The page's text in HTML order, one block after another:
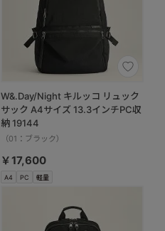
A4 PC 軽量
W&.Day/Night キルッコ リュック
サック A4サイズ 13.3インチPC収
納 19144
（01：ブラック）
￥17,600